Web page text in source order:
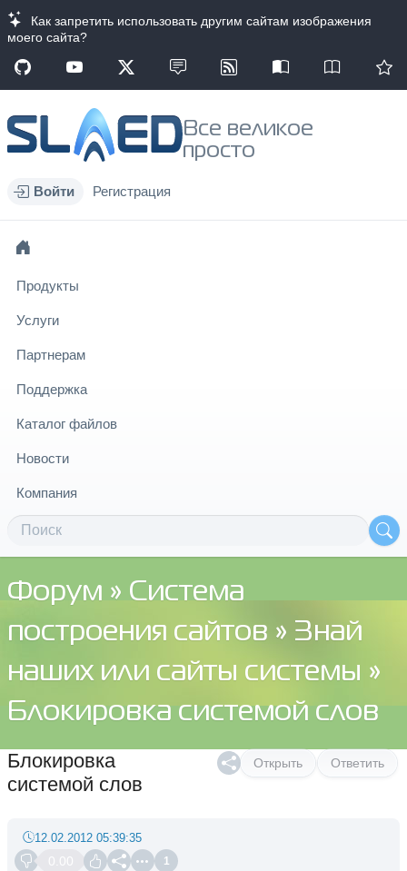
Как запретить использовать другим сайтам изображения
моего сайта?
Все великое
просто
Войти Регистрация
Продукты
Услуги
Партнерам
Поддержка
Каталог файлов
Новости
Компания
Форум » Система
построения сайтов » Знай
наших или сайты системы »
Блокировка системой слов
Открыть Ответить
Блокировка
системой слов
0.00 1
12.02.2012 05:39:35